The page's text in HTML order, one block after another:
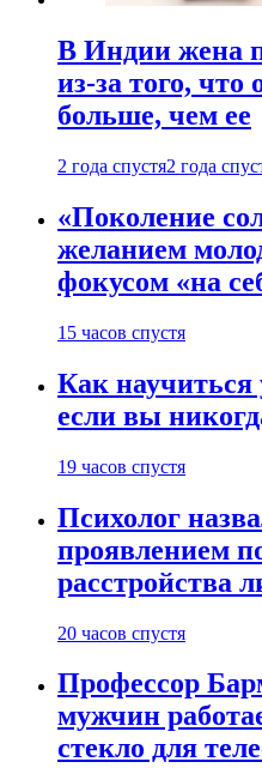
В Индии жена
из-за того,
больше, чем ее
2 года спустя2 года
«Поколение
желанием
фокусом «на
15 часов спустя
Как
если вы
19 часов спустя
Психолог
проявлением
расстройства
20 часов спустя
Профессор
мужчин
стекло для